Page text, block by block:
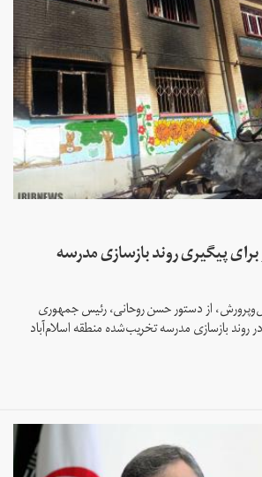
پیگیری روند بازسازی مدرسه
از دستور حسن روحانی، رئیس جمهوری
روند بازسازی مدرسه‌ تخریب‌شده منطقه اسلام‌آباد